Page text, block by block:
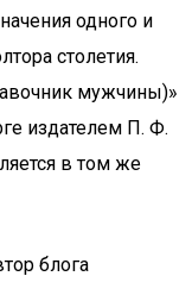
одного и
столетия.
мужчины)»
издателем П. Ф.
в том же
блога